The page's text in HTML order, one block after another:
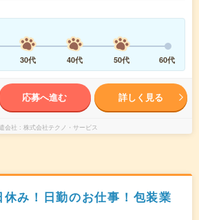
30代 40代 50代 60代
応募へ進む 詳しく見る
会社 株式会社テクノ・サービス
み！日勤のお仕事！包装業